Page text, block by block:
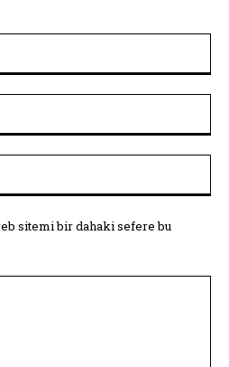
sitemi bir dahaki sefere bu